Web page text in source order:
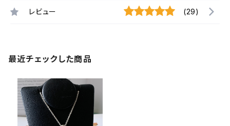
レビュー (29)
最近チェックした商品